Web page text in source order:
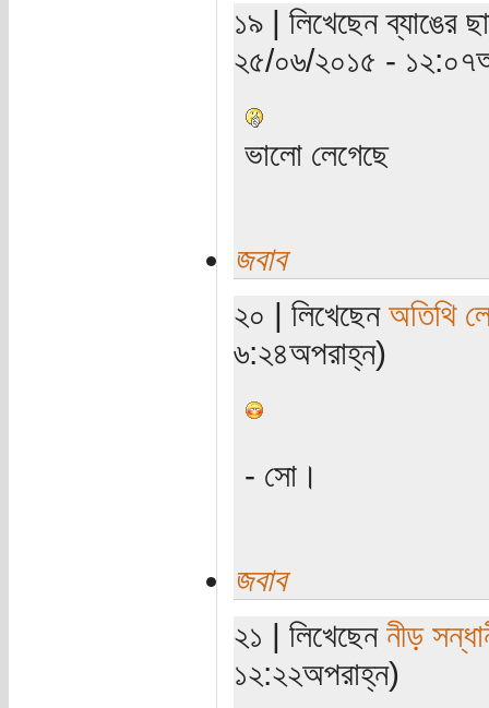
১৯ | লিখেছেন ব্যাঙের
২৫/০৬/২০১৫ -
ভালো লেগেছে
জবাব
২০ | লিখেছেন অতিথি
৬:২৪অপরাহ্ন)
- সো।
জবাব
২১ | লিখেছেন নীড়
১২:২২অপরাহ্ন)